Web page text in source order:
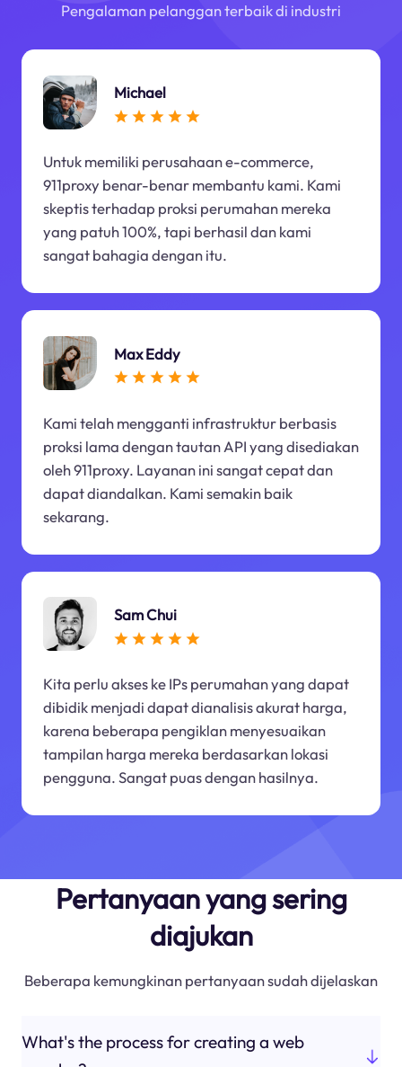
Pengalaman pelanggan terbaik di industri
Michael
Untuk memiliki perusahaan e-commerce,
911proxy benar-benar membantu kami. Kami
skeptis terhadap proksi perumahan mereka
yang patuh 100%, tapi berhasil dan kami
sangat bahagia dengan itu.
Max Eddy
Kami telah mengganti infrastruktur berbasis
proksi lama dengan tautan API yang disediakan
oleh 911proxy. Layanan ini sangat cepat dan
dapat diandalkan. Kami semakin baik
sekarang.
Sam Chui
Kita perlu akses ke IPs perumahan yang dapat
dibidik menjadi dapat dianalisis akurat harga,
karena beberapa pengiklan menyesuaikan
tampilan harga mereka berdasarkan lokasi
pengguna. Sangat puas dengan hasilnya.
Pertanyaan yang sering
diajukan
Beberapa kemungkinan pertanyaan sudah dijelaskan
What's the process for creating a web